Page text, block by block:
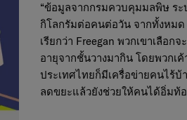
“ข้อมูลจากกรมควบคุมมลพิษ ระ
กิโลกรัมต่อคนต่อวัน จากทั้งหมด
เรียกว่า Freegan พวกเขาเลือ
อายุจากชั้นวางมากิน โดยพวกเ
ประเทศไทยก็มีเครื่อข่ายคนไร้
ลดขยะแล้วยังช่วยให้คนได้อิ่มท้